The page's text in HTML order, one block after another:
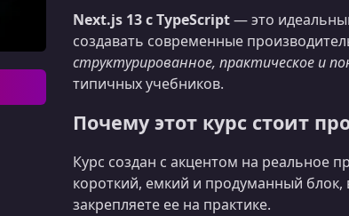
Next.js 13 с TypeScript— это
создавать современные
структурированное, практическое и
типичных учебников.
Почему этот курс стоит
Курс создан с акцентом на реальное
короткий, емкий и продуманный блок,
закрепляете ее на практике.